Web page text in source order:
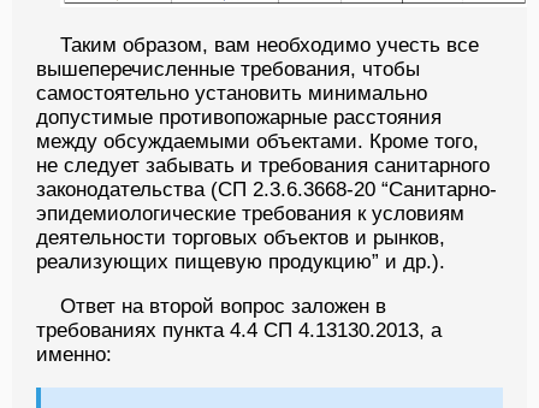
Таким образом, вам необходимо учесть все
вышеперечисленные требования, чтобы
самостоятельно установить минимально
допустимые противопожарные расстояния
между обсуждаемыми объектами. Кроме того,
не следует забывать и требования санитарного
законодательства (СП 2.3.6.3668-20 “Санитарно-
эпидемиологические требования к условиям
деятельности торговых объектов и рынков,
реализующих пищевую продукцию” и др.).
Ответ на второй вопрос заложен в
требованиях пункта 4.4 СП 4.13130.2013, а
именно: